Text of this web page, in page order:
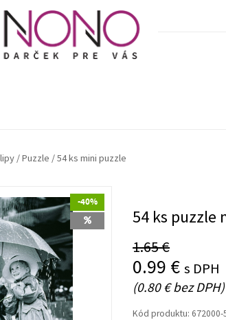
/Puzzle /54 ks mini puzzle
-40%
54 ks puzzle
1.65 €
0.99 €s DPH
(0.80 € bez DPH)
Kód produktu:672000-